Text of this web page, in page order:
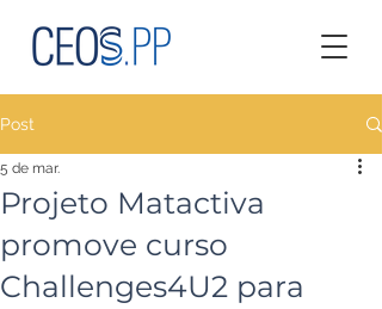
Post
Projeto Matactiva
promove curso
Challenges4U2 para
5 de mar.